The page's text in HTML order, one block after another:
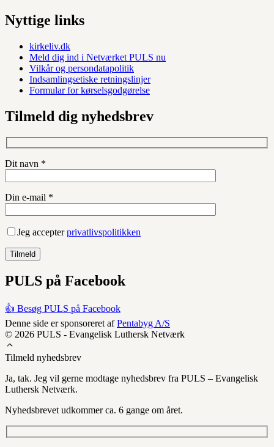
Nyttige links
kirkeliv.dk
Meld dig ind i Netværket PULS nu
Vilkår og persondatapolitik
Indsamlingsetiske retningslinjer
Formular for kørselsgodgørelse
Tilmeld dig nyhedsbrev
Dit navn *
Din e-mail *
Jeg accepterprivatlivspolitikken
PULS på Facebook
👍 Besøg PULS på Facebook
Denne side er sponsoreret afPentabyg A/S
© 2026 PULS - Evangelisk Luthersk Netværk
Tilmeld nyhedsbrev
Ja, tak. Jeg vil gerne modtage nyhedsbrev fra PULS – Evangelisk
Luthersk Netværk.
Nyhedsbrevet udkommer ca. 6 gange om året.